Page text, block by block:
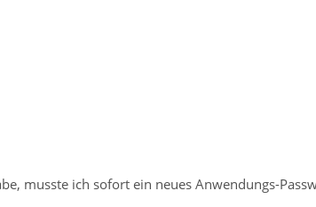
musste ich sofort ein neues Anwendungs-